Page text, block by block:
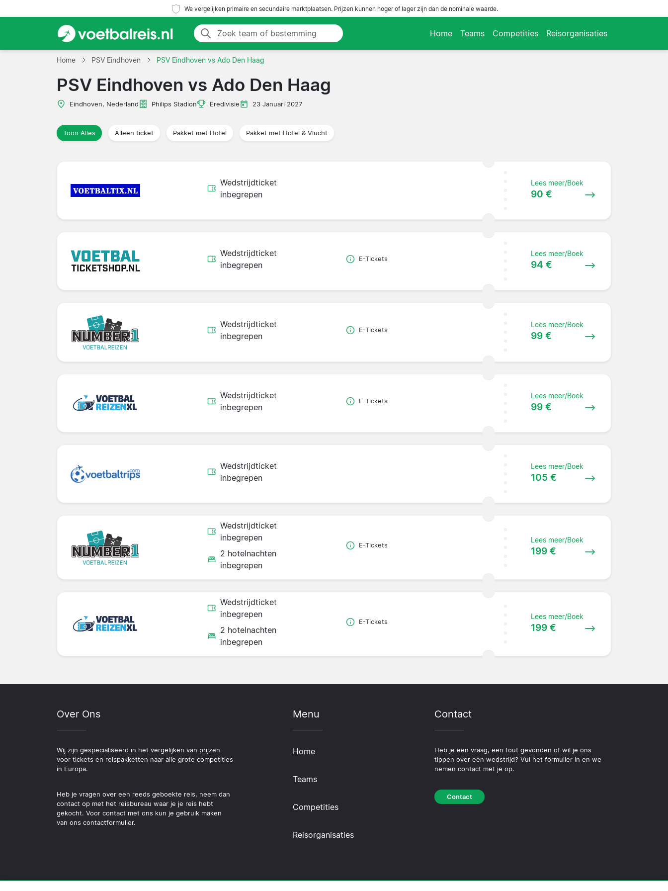
We vergelijken primaire en secundaire marktplaatsen. Prijzen kunnen hoger of lager zijn dan de nominale waarde.
Home Teams Competities Reisorganisaties
Home PSV Eindhoven PSV Eindhoven vs Ado Den Haag
PSV Eindhoven vs Ado Den Haag
Eindhoven, Nederland Philips Stadion Eredivisie 23 Januari 2027
Toon Alles Alleen ticket Pakket met Hotel Pakket met Hotel & Vlucht
Wedstrijdticket
inbegrepen
Lees meer/Boek
90 €
Wedstrijdticket
inbegrepen
E-Tickets
Lees meer/Boek
94 €
Wedstrijdticket
inbegrepen
E-Tickets
Lees meer/Boek
99 €
Wedstrijdticket
inbegrepen
E-Tickets
Lees meer/Boek
99 €
Wedstrijdticket
inbegrepen
Lees meer/Boek
105 €
Wedstrijdticket
inbegrepen
2 hotelnachten
inbegrepen
E-Tickets
Lees meer/Boek
199 €
Wedstrijdticket
inbegrepen
2 hotelnachten
inbegrepen
E-Tickets
Lees meer/Boek
199 €
Over Ons
Wij zijn gespecialiseerd in het vergelijken van prijzen
voor tickets en reispakketten naar alle grote competities
in Europa.
Heb je vragen over een reeds geboekte reis, neem dan
contact op met het reisbureau waar je je reis hebt
gekocht. Voor contact met ons kun je gebruik maken
van ons contactformulier.
Menu
Home
Teams
Competities
Reisorganisaties
Contact
Heb je een vraag, een fout gevonden of wil je ons
tippen over een wedstrijd? Vul het formulier in en we
nemen contact met je op.
Contact